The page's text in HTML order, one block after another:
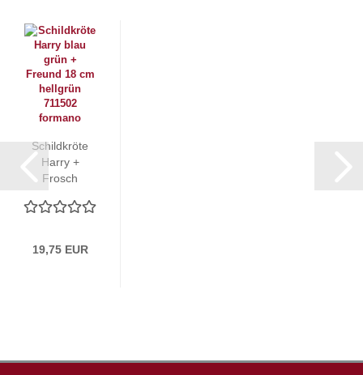
Schildkröte
Harry +
Frosch
formano...
19,75 EUR